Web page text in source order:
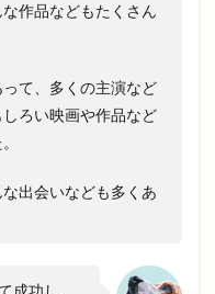
作品などもたくさん
て、多くの主演など
ろい映画や作品など
出会いなども多くあ
成功し、